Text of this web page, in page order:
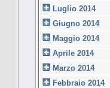
Luglio 2014
Giugno 2014
Maggio 2014
Aprile 2014
Marzo 2014
Febbraio 2014